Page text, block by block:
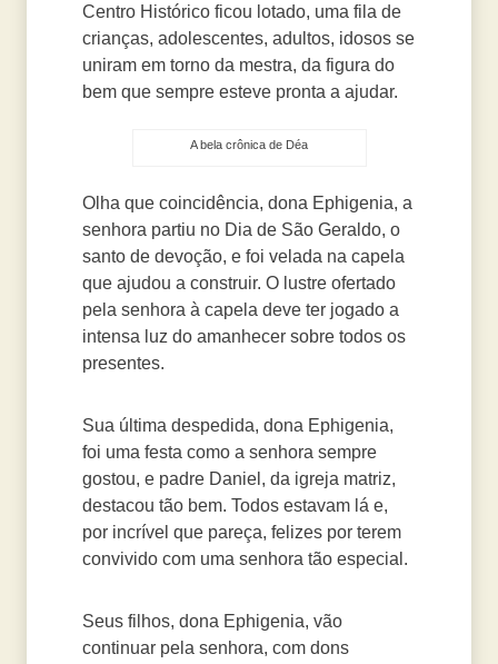
Centro Histórico ficou lotado, uma fila de
crianças, adolescentes, adultos, idosos se
uniram em torno da mestra, da figura do
bem que sempre esteve pronta a ajudar.
A bela crônica de Déa
Olha que coincidência, dona Ephigenia, a
senhora partiu no Dia de São Geraldo, o
santo de devoção, e foi velada na capela
que ajudou a construir. O lustre ofertado
pela senhora à capela deve ter jogado a
intensa luz do amanhecer sobre todos os
presentes.
Sua última despedida, dona Ephigenia,
foi uma festa como a senhora sempre
gostou, e padre Daniel, da igreja matriz,
destacou tão bem. Todos estavam lá e,
por incrível que pareça, felizes por terem
convivido com uma senhora tão especial.
Seus filhos, dona Ephigenia, vão
continuar pela senhora, com dons